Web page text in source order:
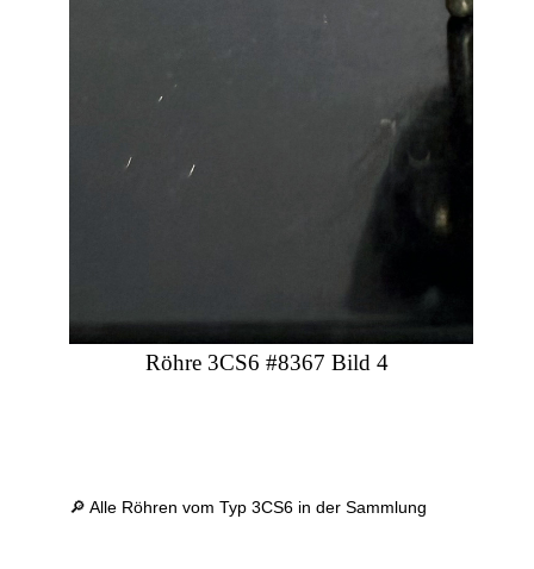
Röhre 3CS6 #8367 Bild 4
🔎 Alle Röhren vom Typ 3CS6 in der Sammlung